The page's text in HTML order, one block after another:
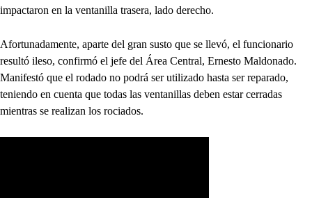
impactaron en la ventanilla trasera, lado derecho.
Afortunadamente, aparte del gran susto que se llevó, el funcionario
resultó ileso, confirmó el jefe del Área Central, Ernesto Maldonado.
Manifestó que el rodado no podrá ser utilizado hasta ser reparado,
teniendo en cuenta que todas las ventanillas deben estar cerradas
mientras se realizan los rociados.